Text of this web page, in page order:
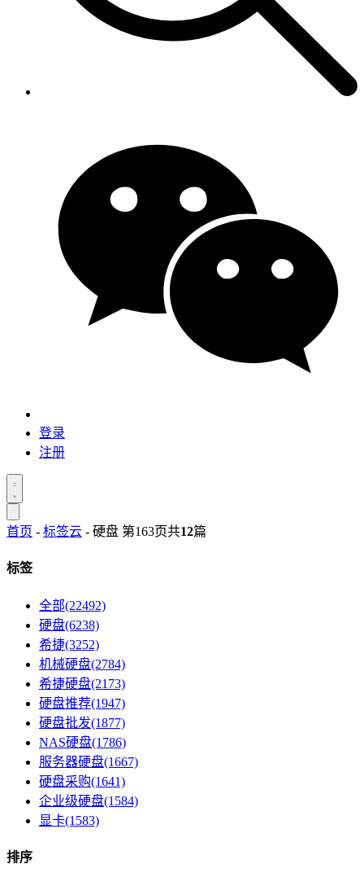
登录
注册
首页 - 标签云 - 硬盘 第163页共12篇
标签
全部(22492)
硬盘(6238)
希捷(3252)
机械硬盘(2784)
希捷硬盘(2173)
硬盘推荐(1947)
硬盘批发(1877)
NAS硬盘(1786)
服务器硬盘(1667)
硬盘采购(1641)
企业级硬盘(1584)
显卡(1583)
排序